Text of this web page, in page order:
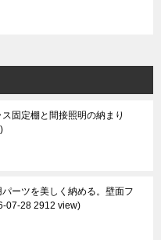
ス固定棚と間接照明の納まり
パーツを美しく納める。壁面フ
07-28 2912 view